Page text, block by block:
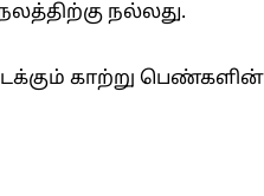
நல்லது.
காற்று